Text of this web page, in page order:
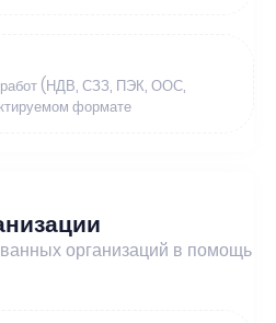
работ (НДВ, СЗЗ, ПЭК, ООС,
формате
организаций в помощь